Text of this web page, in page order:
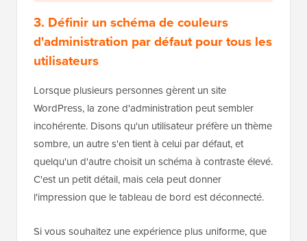
3. Définir un schéma de couleurs
d'administration par défaut pour tous les
utilisateurs
Lorsque plusieurs personnes gèrent un site
WordPress, la zone d'administration peut sembler
incohérente. Disons qu'un utilisateur préfère un thème
sombre, un autre s'en tient à celui par défaut, et
quelqu'un d'autre choisit un schéma à contraste élevé.
C'est un petit détail, mais cela peut donner
l'impression que le tableau de bord est déconnecté.
Si vous souhaitez une expérience plus uniforme, que